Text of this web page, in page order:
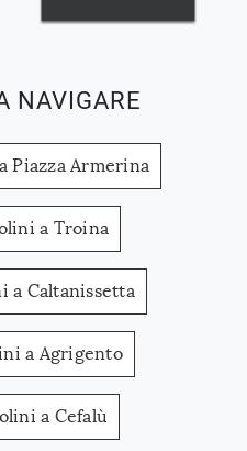
NAVIGARE
Piazza Armerina
a Troina
a Caltanissetta
a Agrigento
a Cefalù